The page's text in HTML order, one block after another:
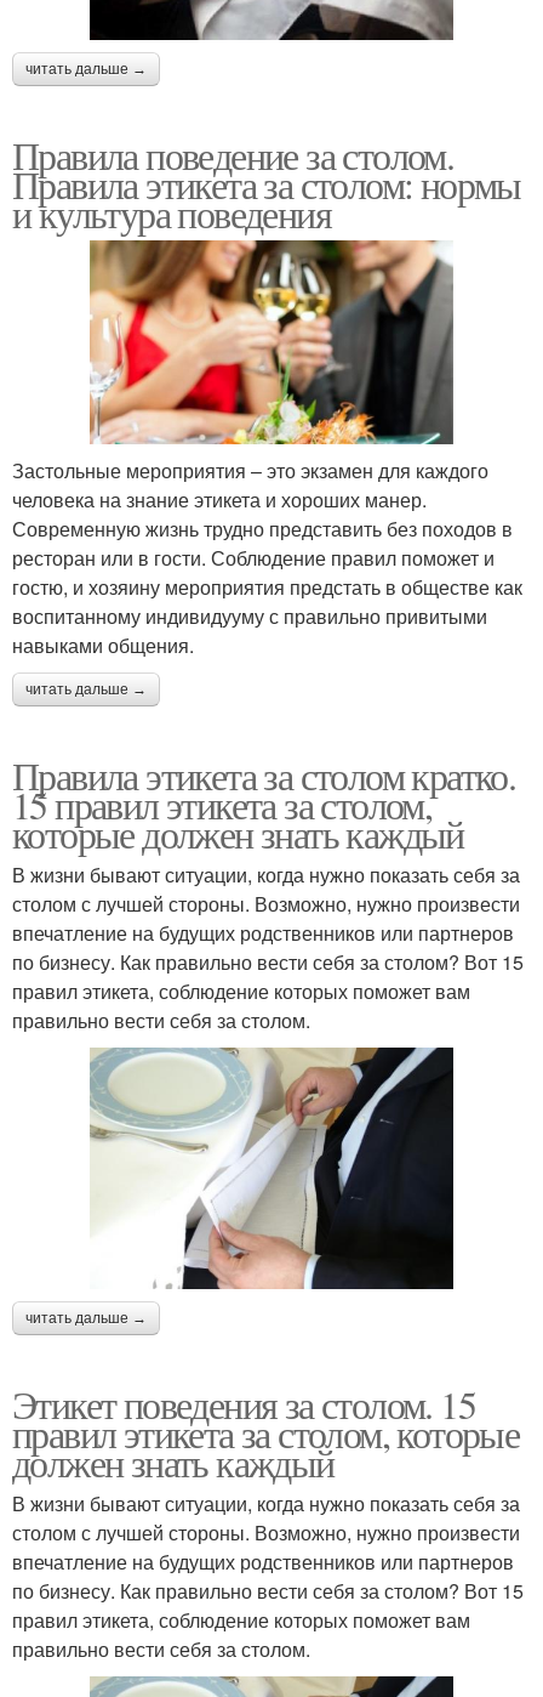
читать дальше →
Правила поведение за столом.
Правила этикета за столом: нормы
и культура поведения
Застольные мероприятия – это экзамен для каждого
человека на знание этикета и хороших манер.
Современную жизнь трудно представить без походов в
ресторан или в гости. Соблюдение правил поможет и
гостю, и хозяину мероприятия предстать в обществе как
воспитанному индивидууму с правильно привитыми
навыками общения.
читать дальше →
Правила этикета за столом кратко.
15 правил этикета за столом,
которые должен знать каждый
В жизни бывают ситуации, когда нужно показать себя за
столом с лучшей стороны. Возможно, нужно произвести
впечатление на будущих родственников или партнеров
по бизнесу. Как правильно вести себя за столом? Вот 15
правил этикета, соблюдение которых поможет вам
правильно вести себя за столом.
читать дальше →
Этикет поведения за столом. 15
правил этикета за столом, которые
должен знать каждый
В жизни бывают ситуации, когда нужно показать себя за
столом с лучшей стороны. Возможно, нужно произвести
впечатление на будущих родственников или партнеров
по бизнесу. Как правильно вести себя за столом? Вот 15
правил этикета, соблюдение которых поможет вам
правильно вести себя за столом.